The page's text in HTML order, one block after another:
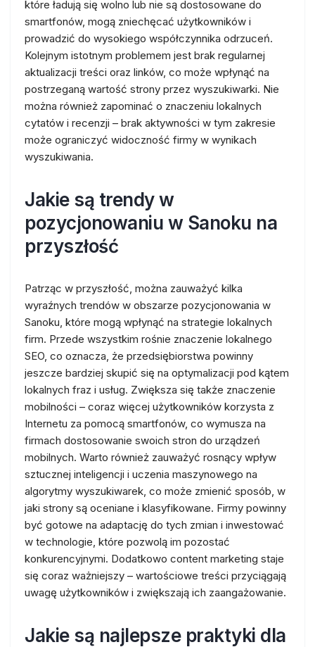
które ładują się wolno lub nie są dostosowane do
smartfonów, mogą zniechęcać użytkowników i
prowadzić do wysokiego współczynnika odrzuceń.
Kolejnym istotnym problemem jest brak regularnej
aktualizacji treści oraz linków, co może wpłynąć na
postrzeganą wartość strony przez wyszukiwarki. Nie
można również zapominać o znaczeniu lokalnych
cytatów i recenzji – brak aktywności w tym zakresie
może ograniczyć widoczność firmy w wynikach
wyszukiwania.
Jakie są trendy w
pozycjonowaniu w Sanoku na
przyszłość
Patrząc w przyszłość, można zauważyć kilka
wyraźnych trendów w obszarze pozycjonowania w
Sanoku, które mogą wpłynąć na strategie lokalnych
firm. Przede wszystkim rośnie znaczenie lokalnego
SEO, co oznacza, że przedsiębiorstwa powinny
jeszcze bardziej skupić się na optymalizacji pod kątem
lokalnych fraz i usług. Zwiększa się także znaczenie
mobilności – coraz więcej użytkowników korzysta z
Internetu za pomocą smartfonów, co wymusza na
firmach dostosowanie swoich stron do urządzeń
mobilnych. Warto również zauważyć rosnący wpływ
sztucznej inteligencji i uczenia maszynowego na
algorytmy wyszukiwarek, co może zmienić sposób, w
jaki strony są oceniane i klasyfikowane. Firmy powinny
być gotowe na adaptację do tych zmian i inwestować
w technologie, które pozwolą im pozostać
konkurencyjnymi. Dodatkowo content marketing staje
się coraz ważniejszy – wartościowe treści przyciągają
uwagę użytkowników i zwiększają ich zaangażowanie.
Jakie są najlepsze praktyki dla